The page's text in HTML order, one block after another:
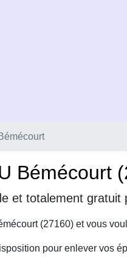
Bémécourt
et totalement
(27160) et vous
pour enlever vos